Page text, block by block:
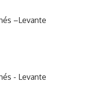
–Levante
- Levante